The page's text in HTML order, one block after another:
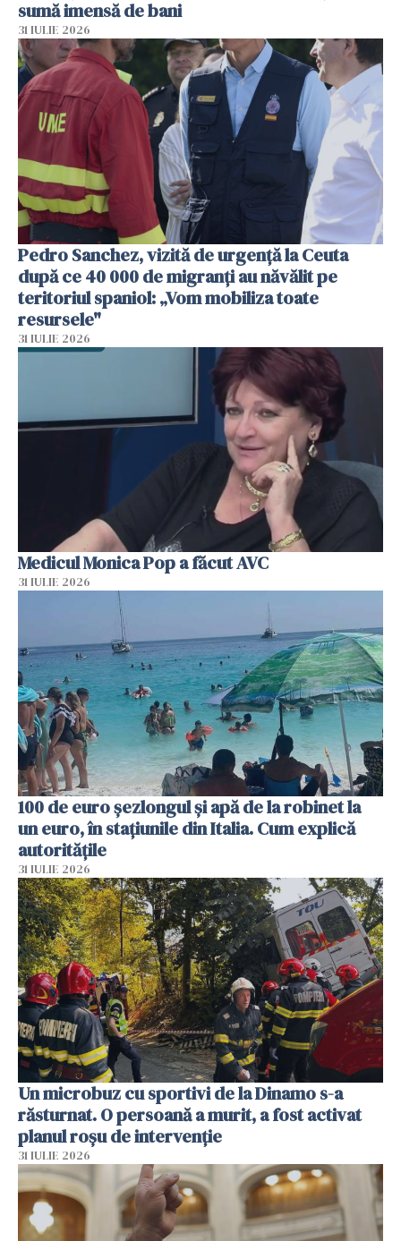
sumă imensă de bani
31 IULIE 2026
Pedro Sanchez, vizită de urgență la Ceuta
după ce 40 000 de migranți au năvălit pe
teritoriul spaniol: „Vom mobiliza toate
resursele"
31 IULIE 2026
Medicul Monica Pop a făcut AVC
31 IULIE 2026
100 de euro șezlongul și apă de la robinet la
un euro, în stațiunile din Italia. Cum explică
autoritățile
31 IULIE 2026
Un microbuz cu sportivi de la Dinamo s-a
răsturnat. O persoană a murit, a fost activat
planul roșu de intervenție
31 IULIE 2026